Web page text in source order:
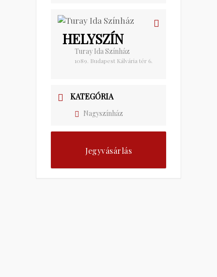
HELYSZÍN
Turay Ida Színház
1089. Budapest Kálvária tér 6.
KATEGÓRIA
Nagyszínház
Jegyvásárlás